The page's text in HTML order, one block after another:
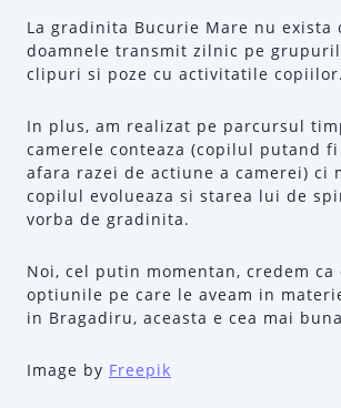
La gradinita Bucurie Mare nu exista
doamnele transmit zilnic pe
clipuri si poze cu activitatile copiilor.
In plus, am realizat pe parcursul
camerele conteaza (copilul putand
afara razei de actiune a camerei) ci
copilul evolueaza si starea lui de
vorba de gradinita.
Noi, cel putin momentan, credem
optiunile pe care le aveam in
in Bragadiru, aceasta e cea mai
Image by Freepik